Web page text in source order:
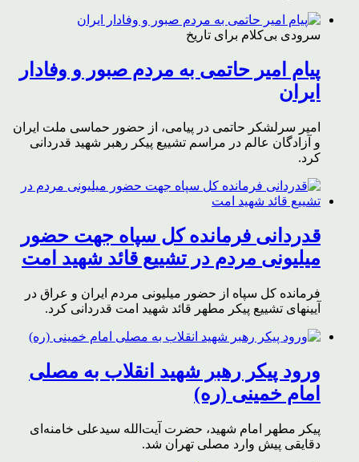
سرودی بی‌کلام برای تاریخ
پیام امیر حاتمی به مردم صبور و وفادار
ایران
امیر سرلشکر حاتمی در پیامی، از حضور حماسی ملت ایران
و آزادگان عالم در مراسم تشییع پیکر رهبر شهید قدردانی
کرد.
قدردانی فرمانده کل سپاه جهت حضور
میلیونی مردم در تشییع قائد شهید امت
فرمانده کل سپاه از حضور میلیونی مردم ایران و عراق در
آیینهای تشییع پیکر مطهر قائد شهید امت قدردانی کرد.
ورود پیکر رهبر شهید انقلاب به مصلی
امام خمینی (ره)
پیکر مطهر امام شهید،‌ حضرت آیت‌الله سیدعلی خامنه‌ای
دقایقی پیش وارد مصلی تهران شد.